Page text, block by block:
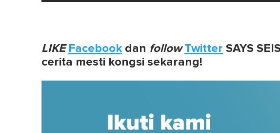
LIKE Facebookdan follow Twitter SAYS
cerita mesti kongsi sekarang!